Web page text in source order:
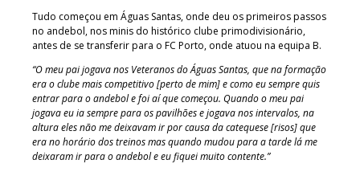
Tudo começou em Águas Santas, onde deu os primeiros passos
no andebol, nos minis do histórico clube primodivisionário,
antes de se transferir para o FC Porto, onde atuou na equipa B.
“O meu pai jogava nos Veteranos do Águas Santas, que na formação
era o clube mais competitivo [perto de mim] e como eu sempre quis
entrar para o andebol e foi aí que começou. Quando o meu pai
jogava eu ia sempre para os pavilhões e jogava nos intervalos, na
altura eles não me deixavam ir por causa da catequese [risos] que
era no horário dos treinos mas quando mudou para a tarde lá me
deixaram ir para o andebol e eu fiquei muito contente.”